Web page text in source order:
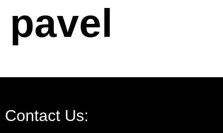
pavel
Contact Us: